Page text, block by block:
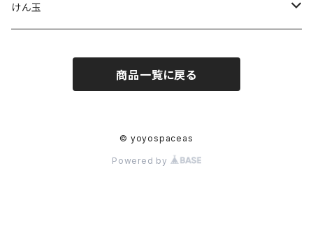
サムシング
ヨーヨーファクトリー
ストリング
けん玉
商品一覧に戻る
© yoyospaceas
Powered by